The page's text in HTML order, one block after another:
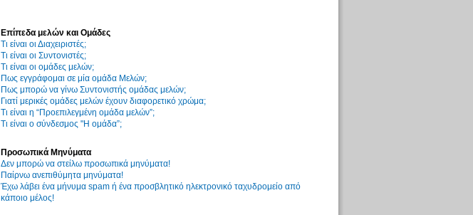
Επίπεδα μελών και Ομάδες
Τι είναι οι Διαχειριστές;
Τι είναι οι Συντονιστές;
Τι είναι οι ομάδες μελών;
Πως εγγράφομαι σε μία ομάδα Μελών;
Πως μπορώ να γίνω Συντονιστής ομάδας μελών;
Γιατί μερικές ομάδες μελών έχουν διαφορετικό χρώμα;
Τι είναι η “Προεπιλεγμένη ομάδα μελών”;
Τι είναι ο σύνδεσμος "Η ομάδα”;
Προσωπικά Μηνύματα
Δεν μπορώ να στείλω προσωπικά μηνύματα!
Παίρνω ανεπιθύμητα μηνύματα!
Έχω λάβει ένα μήνυμα spam ή ένα προσβλητικό ηλεκτρονικό ταχυδρομείο από
κάποιο μέλος!